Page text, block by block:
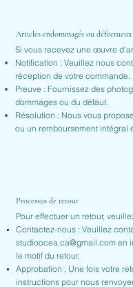
Articles endommagés ou défectueux
Si vous recevez une œuvre
Notification : Veuillez nous
réception de votre commande.
Preuve : Fournissez des
dommages ou du défaut.
Résolution : Nous vous
ou un remboursement intégral
Processus de retour
Pour effectuer un retour,
Contactez-nous : Veuillez
studioocea.ca@gmail.comen
le motif du retour.
Approbation : Une fois votre
instructions pour nous